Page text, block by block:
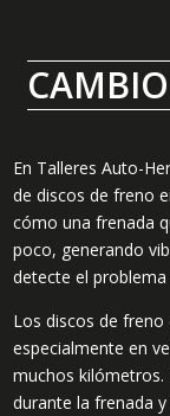
En Talleres Auto-
de discos de freno
cómo una frenada
poco, generando
detecte el
Los discos de
especialmente en
muchos
durante la frenada